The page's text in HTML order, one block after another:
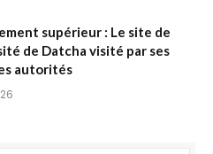
supérieur : Le site de
de Datcha visité par ses
autorités